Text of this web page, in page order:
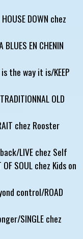
DOWN chez
EN CHENIN
is the way it is/KEEP
OLD
chez Rooster
LIVE chez Self
SOUL chez Kids on
control/ROAD
SINGLE chez